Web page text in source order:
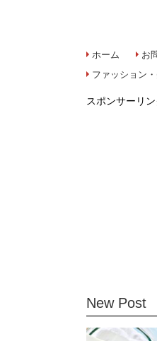
ホーム お
ファッション
スポンサーリン
New Post